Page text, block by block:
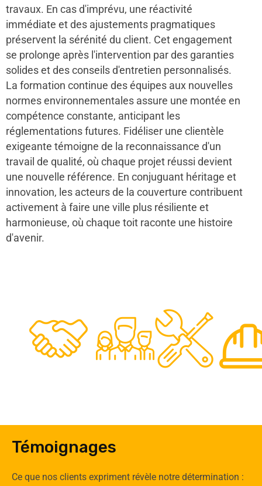
travaux. En cas d'imprévu, une réactivité
immédiate et des ajustements pragmatiques
préservent la sérénité du client. Cet engagement
se prolonge après l'intervention par des garanties
solides et des conseils d'entretien personnalisés.
La formation continue des équipes aux nouvelles
normes environnementales assure une montée en
compétence constante, anticipant les
réglementations futures. Fidéliser une clientèle
exigeante témoigne de la reconnaissance d'un
travail de qualité, où chaque projet réussi devient
une nouvelle référence. En conjuguant héritage et
innovation, les acteurs de la couverture contribuent
activement à faire une ville plus résiliente et
harmonieuse, où chaque toit raconte une histoire
d'avenir.
48
0
50
Experts
Témoignages
Ce que nos clients expriment révèle notre détermination :